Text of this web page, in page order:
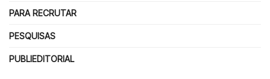
PARA RECRUTAR
PESQUISAS
PUBLIEDITORIAL